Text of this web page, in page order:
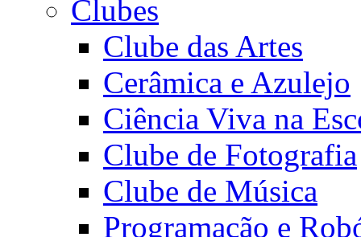
Clubes
Clube das Artes
Cerâmica e Azulejo
Ciência Viva na
Clube de Fotografia
Clube de Música
Programação e